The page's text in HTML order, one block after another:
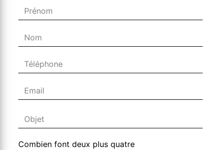
Combien font deux plus quatre